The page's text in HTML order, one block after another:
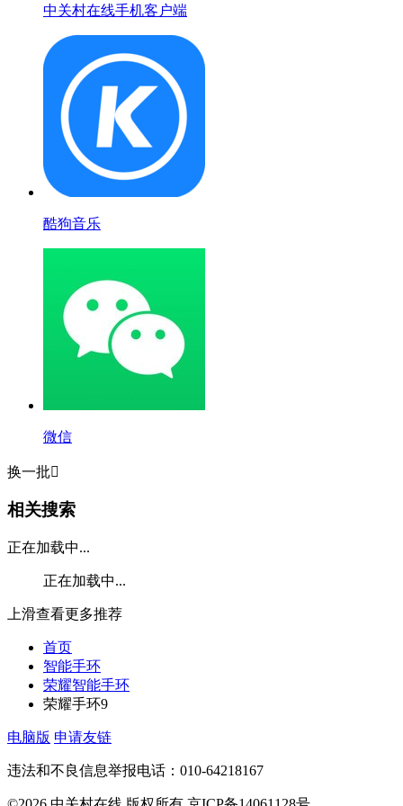
中关村在线手机客户端
酷狗音乐
微信
换一批
相关搜索
正在加载中...
正在加载中...
上滑查看更多推荐
首页
智能手环
荣耀智能手环
荣耀手环9
电脑版 申请友链
违法和不良信息举报电话：010-64218167